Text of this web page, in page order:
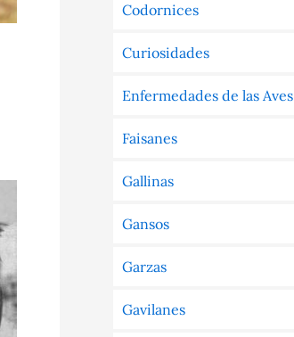
Codornices
Curiosidades
Enfermedades de las Aves
Faisanes
Gallinas
Gansos
Garzas
Gavilanes